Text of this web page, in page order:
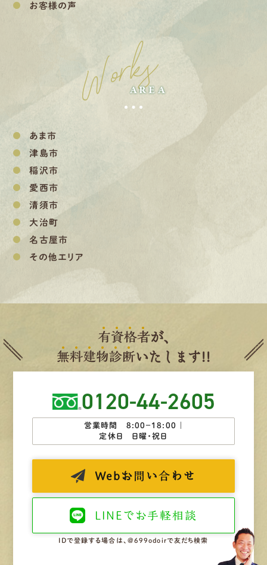
お客様の声
Works
AREA
あま市
津島市
稲沢市
愛西市
清須市
大治町
名古屋市
その他エリア
有資格者が、
無料建物診断いたします!!
0120-44-2605
営業時間 8:00−18:00 ｜
定休日 日曜・祝日
Web お問い合わせ
LINEで お手軽相談
IDで登録する場合は、@699odoirで友だち検索